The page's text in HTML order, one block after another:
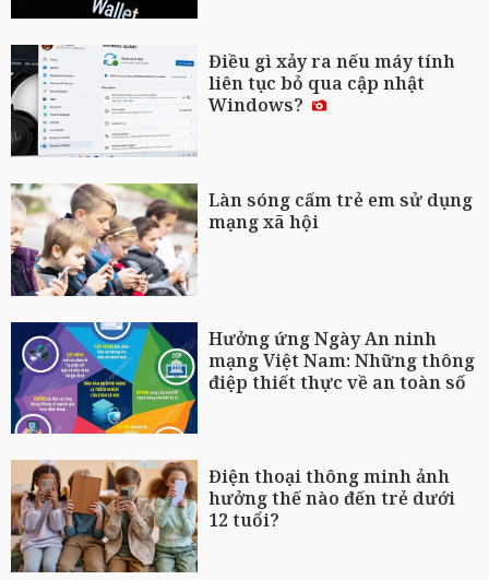
Điều gì xảy ra nếu máy tính
liên tục bỏ qua cập nhật
Windows?
Làn sóng cấm trẻ em sử dụng
mạng xã hội
Hưởng ứng Ngày An ninh
mạng Việt Nam: Những thông
điệp thiết thực về an toàn số
Điện thoại thông minh ảnh
hưởng thế nào đến trẻ dưới
12 tuổi?